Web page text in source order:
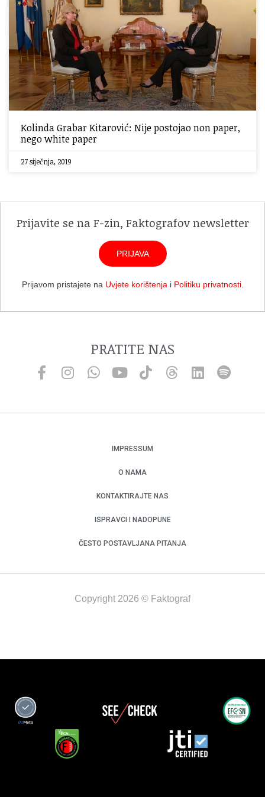
Kolinda Grabar Kitarović: Nije postojao non paper,
nego white paper
27 siječnja, 2019
Prijavite se na F-zin, Faktografov newsletter
PRIJAVA
Prijavom pristajete na Uvjete korištenja i Politiku privatnosti.
PRATITE NAS
IMPRESSUM
O NAMA
KONTAKTIRAJTE NAS
ISPRAVCI I NADOPUNE
ČESTO POSTAVLJANA PITANJA
Copyright 2026 © Faktograf